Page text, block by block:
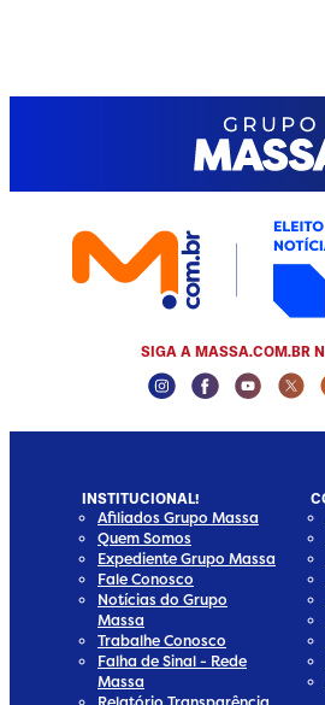
SIGA A MASSA.COM.BR
Instagram
Facebook
INSTITUCIONAL!
Afiliados Grupo Massa
Quem Somos
Expediente Grupo Massa
Fale Conosco
Notícias do Grupo
Massa
Trabalhe Conosco
Falha de Sinal - Rede
Massa